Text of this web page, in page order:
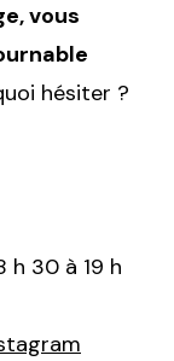
vous
hésiter ?
h 30 à 19 h